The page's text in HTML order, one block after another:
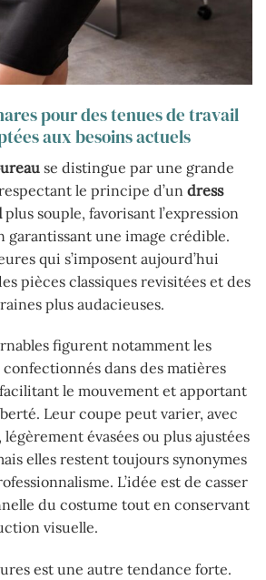
pour des tenues de travail
aux besoins actuels
se distingue par une grande
le principe d’un dress
plus souple, favorisant l’expression
garantissant une image crédible.
qui s’imposent aujourd’hui
pièces classiques revisitées et des
plus audacieuses.
figurent notamment les
dans des matières
le mouvement et apportant
Leur coupe peut varier, avec
évasées ou plus ajustées
elles restent toujours synonymes
L’idée est de casser
du costume tout en conservant
visuelle.
est une autre tendance forte.